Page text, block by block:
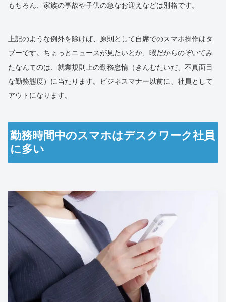
もちろん、家族の事故や子供の急なお迎えなどは別格です。
上記のような例外を除けば、原則として自席でのスマホ操作はタ
ブーです。ちょっとニュースが見たいとか、暇だからのぞいてみ
たなんてのは、就業規則上の勤務怠惰（きんむたいだ、不真面目
な勤務態度）に当たります。ビジネスマナー以前に、社員として
アウトになります。
勤務時間中のスマホはデスクワーク社員
に多い